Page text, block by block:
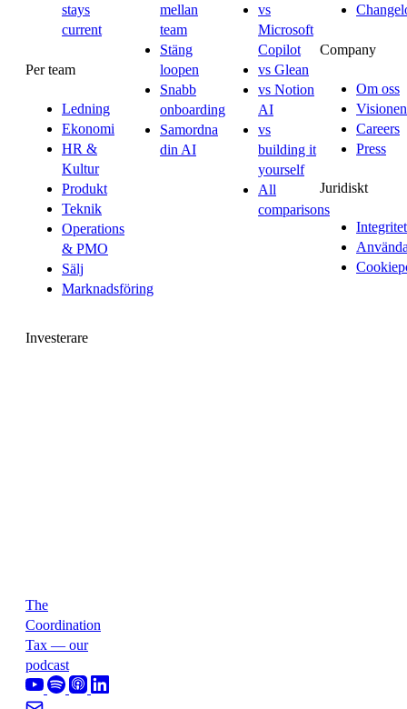
stays
current
Per team
Ledning
Ekonomi
HR &
Kultur
Produkt
Teknik
Operations
& PMO
Sälj
Marknadsföring
mellan
team
Stäng
loopen
Snabb
onboarding
Samordna
din AI
vs
Microsoft
Copilot
vs Glean
vs Notion
AI
vs
building it
yourself
All
comparisons
Company
Om oss
Visionen
Careers
Press
Juridiskt
Integritet
Investerare
The
Coordination
Tax — our
podcast